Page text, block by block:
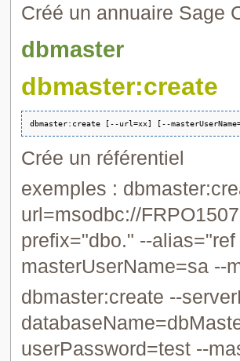
Créé un annuaire Sage
dbmaster
dbmaster:create
Crée un référentiel
exemples :
url=msodbc://
prefix="dbo." --
masterUserName=sa --
dbmaster:create --
userPassword=test --